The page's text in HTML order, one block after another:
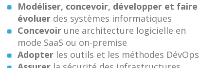
Modéliser, concevoir, développer et faire
évoluer des systèmes informatiques
Concevoir une architecture logicielle en
mode SaaS ou on-premise
Adopter les outils et les méthodes DévOps